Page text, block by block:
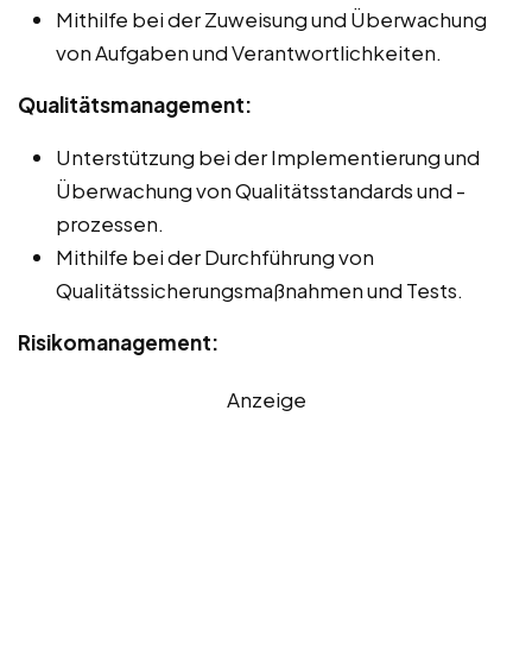
Mithilfe bei der Zuweisung und Überwachung
von Aufgaben und Verantwortlichkeiten.
Qualitätsmanagement:
Unterstützung bei der Implementierung und
Überwachung von Qualitätsstandards und -
prozessen.
Mithilfe bei der Durchführung von
Qualitätssicherungsmaßnahmen und Tests.
Risikomanagement:
Anzeige